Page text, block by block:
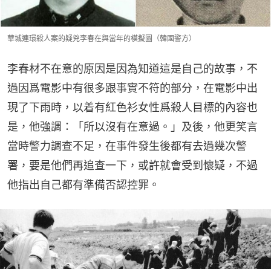
華城連環殺人案的疑兇李春在與當年的模擬圖（韓國警方）
李春材不在意的原因是因為知道這是自己的故事，不
過因爲電影中有很多跟事實不符的部分，在電影中出
現了下雨時，以着有紅色衫女性爲殺人目標的內容也
是，他強調：「所以沒有在意過。」及後，他更笑言
當時警力調查不足，在事件發生後都有去過幾次警
署，要是他們再追查一下，或許就會受到懷疑，不過
他指出自己都有準備否認控罪。